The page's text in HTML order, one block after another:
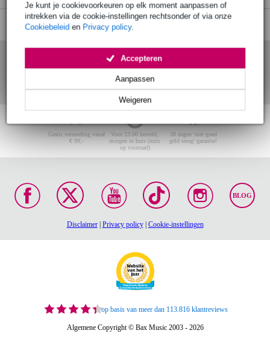
Je kunt je cookievoorkeuren op elk moment aanpassen of
intrekken via de cookie-instellingen rechtsonder of via onze
Cookiebeleid en Privacy policy.
Weigeren
Aanpassen
Accepteren
Gratis verzending vanaf
€ 99,-
Voor 23:00 besteld,
morgen in huis (mits
op voorraad)
30 dagen 'niet goed
geld terug' garantie!
BLOG
Disclaimer| Privacy policy| Cookie-instellingen
op basis van meer dan 113.816 klantreviews
Algemene Copyright © Bax Music 2003 - 2026